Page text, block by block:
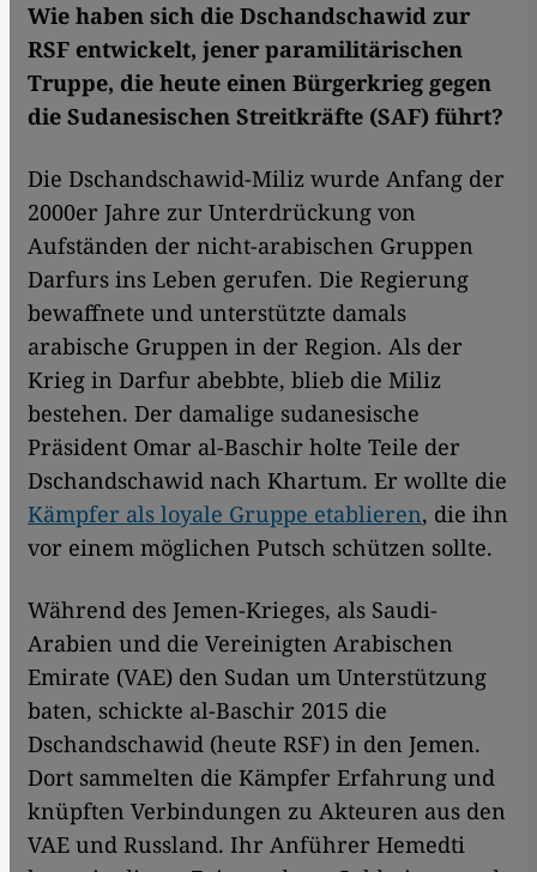
Wie haben sich die Dschandschawid zur
RSF entwickelt, jener paramilitärischen
Truppe, die heute einen Bürgerkrieg gegen
die Sudanesischen Streitkräfte (SAF) führt?
Die Dschandschawid-Miliz wurde Anfang der
2000er Jahre zur Unterdrückung von
Aufständen der nicht-arabischen Gruppen
Darfurs ins Leben gerufen. Die Regierung
bewaffnete und unterstützte damals
arabische Gruppen in der Region. Als der
Krieg in Darfur abebbte, blieb die Miliz
bestehen. Der damalige sudanesische
Präsident Omar al-Baschir holte Teile der
Dschandschawid nach Khartum. Er wollte die
Kämpfer als loyale Gruppe etablieren, die ihn
vor einem möglichen Putsch schützen sollte.
Während des Jemen-Krieges, als Saudi-
Arabien und die Vereinigten Arabischen
Emirate (VAE) den Sudan um Unterstützung
baten, schickte al-Baschir 2015 die
Dschandschawid (heute RSF) in den Jemen.
Dort sammelten die Kämpfer Erfahrung und
knüpften Verbindungen zu Akteuren aus den
VAE und Russland. Ihr Anführer Hemedti